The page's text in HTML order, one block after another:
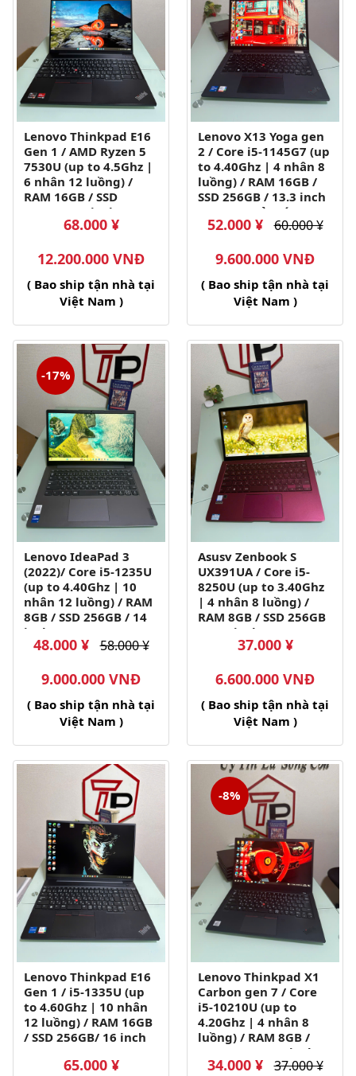
Lenovo Thinkpad E16
Gen 1 / AMD Ryzen 5
7530U (up to 4.5Ghz |
6 nhân 12 luồng) /
RAM 16GB / SSD
512GB / 16 inch FHD+
IPS (1920x1200)
68.000 ¥
12.200.000 VNĐ
( Bao ship tận nhà tại
Việt Nam )
Lenovo X13 Yoga gen
2 / Core i5-1145G7 (up
to 4.40Ghz | 4 nhân 8
luồng) / RAM 16GB /
SSD 256GB / 13.3 inch
FHD+ IPS cảm ứng
gập 360 độ
52.000 ¥ 60.000 ¥
9.600.000 VNĐ
( Bao ship tận nhà tại
Việt Nam )
-17%
Lenovo IdeaPad 3
(2022)/ Core i5-1235U
(up to 4.40Ghz | 10
nhân 12 luồng) / RAM
8GB / SSD 256GB / 14
inch FHD
IPS(1920x1080)
48.000 ¥ 58.000 ¥
9.000.000 VNĐ
( Bao ship tận nhà tại
Việt Nam )
Asusv Zenbook S
UX391UA / Core i5-
8250U (up to 3.40Ghz
| 4 nhân 8 luồng) /
RAM 8GB / SSD 256GB
/ 13.3 inch FHD IPS
(1920x1080)
37.000 ¥
6.600.000 VNĐ
( Bao ship tận nhà tại
Việt Nam )
Lenovo Thinkpad E16
Gen 1 / i5-1335U (up
to 4.60Ghz | 10 nhân
12 luồng) / RAM 16GB
/ SSD 256GB/ 16 inch
65.000 ¥
-8%
Lenovo Thinkpad X1
Carbon gen 7 / Core
i5-10210U (up to
4.20Ghz | 4 nhân 8
luồng) / RAM 8GB /
SSD 256GB / 14 inch
FHD IPS (1920x1080)
34.000 ¥ 37.000 ¥